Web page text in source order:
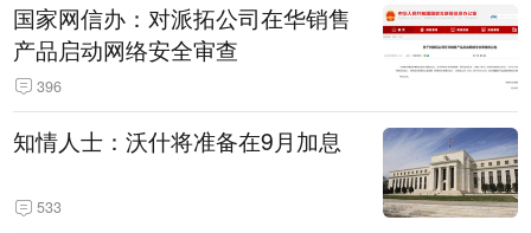
国家网信办：对派拓公司在华销售
产品启动网络安全审查
396
知情人士：沃什将准备在9月加息
533